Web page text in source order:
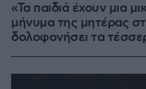
«Τα παιδιά έχουν μια
μήνυμα της μητέρας
δολοφονήσει τα